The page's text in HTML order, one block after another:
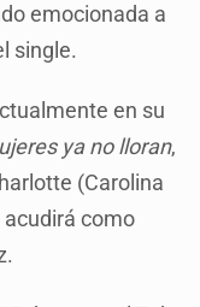
emocionada a
single.
en su
ya no lloran,
(Carolina
como